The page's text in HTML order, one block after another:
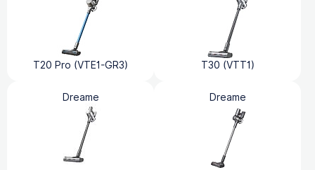
T20 Pro (VTE1-GR3) T30 (VTT1)
Dreame Dreame